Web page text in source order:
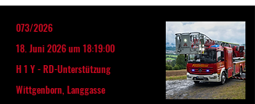
073/2026
18. Juni 2026 um 18:19:00
H 1 Y - RD-Unterstützung
Wittgenborn, Langgasse